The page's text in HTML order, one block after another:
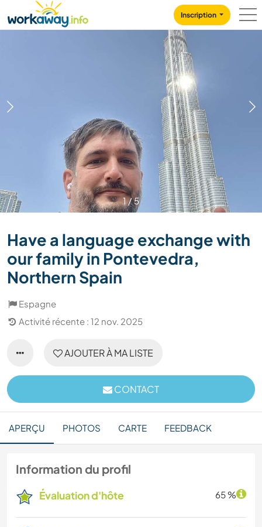
CONTENT
MAIN NAVIGATION
Inscription
1/5
Have a language exchange with
our family in Pontevedra,
Northern Spain
Espagne
Activité récente : 12 nov. 2025
AJOUTER À MA LISTE
CONTACT
APERÇU PHOTOS CARTE FEEDBACK
Information du profil
Évaluation d'hôte 65 %